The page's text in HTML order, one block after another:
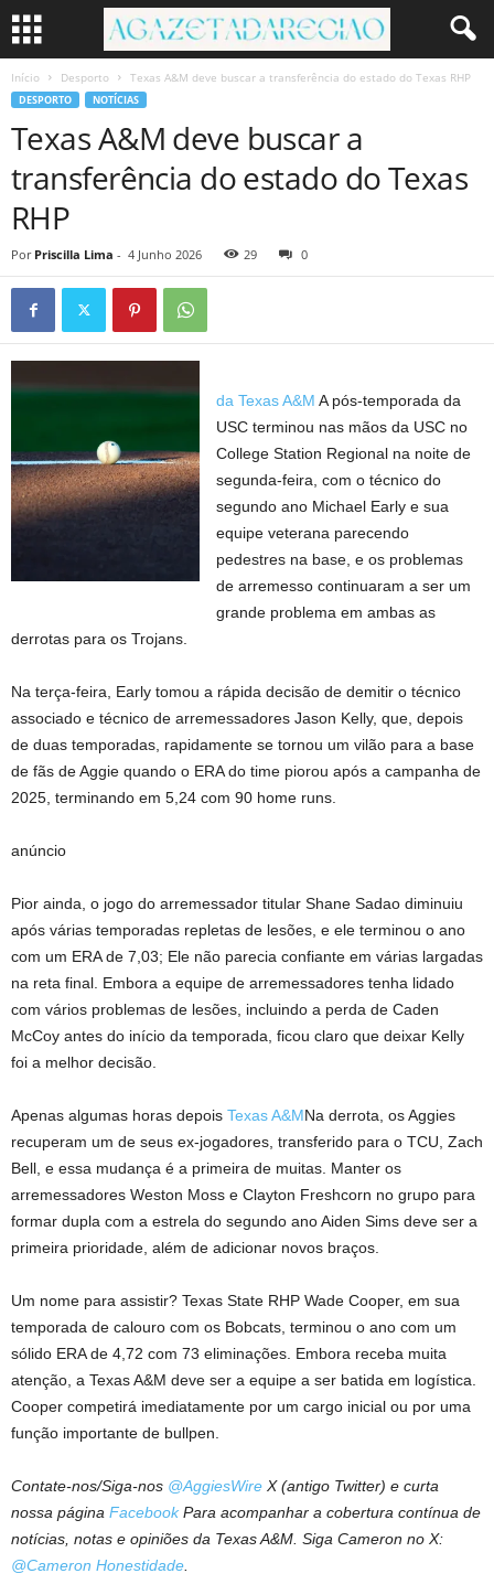
Início Desporto Texas A&M deve buscar a transferência do estado do Texas RHP
DESPORTO NOTÍCIAS
Texas A&M deve buscar a
transferência do estado do Texas
RHP
Por Priscilla Lima - 4 Junho 2026 29 0
da Texas A&M A pós-temporada da
USC terminou nas mãos da USC no
College Station Regional na noite de
segunda-feira, com o técnico do
segundo ano Michael Early e sua
equipe veterana parecendo
pedestres na base, e os problemas
de arremesso continuaram a ser um
grande problema em ambas as
derrotas para os Trojans.
Na terça-feira, Early tomou a rápida decisão de demitir o técnico
associado e técnico de arremessadores Jason Kelly, que, depois
de duas temporadas, rapidamente se tornou um vilão para a base
de fãs de Aggie quando o ERA do time piorou após a campanha de
2025, terminando em 5,24 com 90 home runs.
anúncio
Pior ainda, o jogo do arremessador titular Shane Sadao diminuiu
após várias temporadas repletas de lesões, e ele terminou o ano
com um ERA de 7,03; Ele não parecia confiante em várias largadas
na reta final. Embora a equipe de arremessadores tenha lidado
com vários problemas de lesões, incluindo a perda de Caden
McCoy antes do início da temporada, ficou claro que deixar Kelly
foi a melhor decisão.
Apenas algumas horas depois Texas A&MNa derrota, os Aggies
recuperam um de seus ex-jogadores, transferido para o TCU, Zach
Bell, e essa mudança é a primeira de muitas. Manter os
arremessadores Weston Moss e Clayton Freshcorn no grupo para
formar dupla com a estrela do segundo ano Aiden Sims deve ser a
primeira prioridade, além de adicionar novos braços.
Um nome para assistir? Texas State RHP Wade Cooper, em sua
temporada de calouro com os Bobcats, terminou o ano com um
sólido ERA de 4,72 com 73 eliminações. Embora receba muita
atenção, a Texas A&M deve ser a equipe a ser batida em logística.
Cooper competirá imediatamente por um cargo inicial ou por uma
função importante de bullpen.
Contate-nos/Siga-nos @AggiesWire X (antigo Twitter) e curta
nossa página FacebookPara acompanhar a cobertura contínua de
notícias, notas e opiniões da Texas A&M. Siga Cameron no X:
@Cameron Honestidade